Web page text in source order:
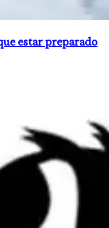
estar preparado